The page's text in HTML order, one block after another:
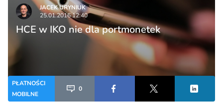
JACEK URYNIUK
25.01.2016 12:40
HCE w IKO nie dla portmonetek
PŁATNOŚCI
MOBILNE
0